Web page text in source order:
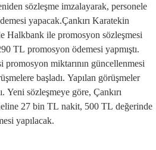
sözleşme imzalayarak, personele
yapacak.Çankırı Karatekin
Halkbank ile promosyon sözleşmesi
TL promosyon ödemesi yapmıştı.
promosyon miktarının güncellenmesi
başladı. Yapılan görüşmeler
Yeni sözleşmeye göre, Çankırı
27 bin TL nakit, 500 TL değerinde
yapılacak.